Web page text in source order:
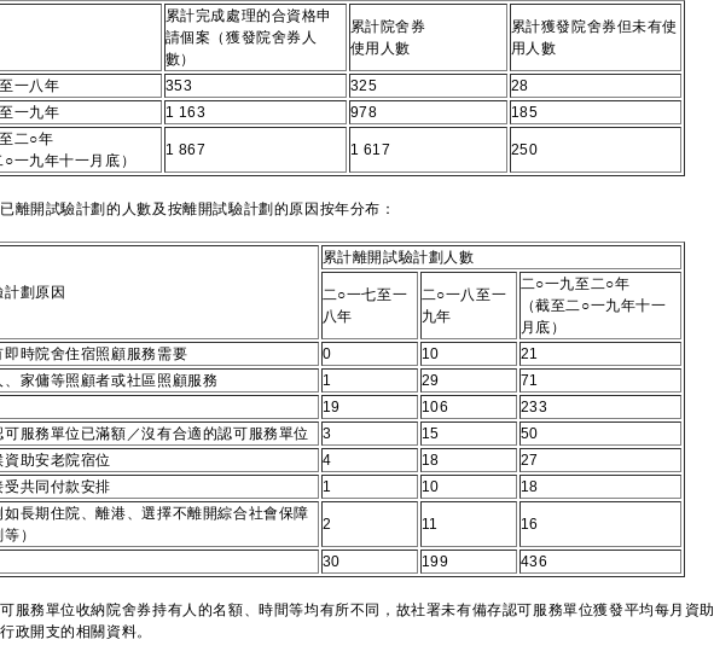
累計完成處理的合資格申
請個案（獲發院舍券人
數）
累計院舍券
使用人數
累計獲發院舍券但未有使
用人數
一八年 353 325
28
一九年
1 163 978
185
二○年
○一九年十一月底）
1 867 1 617 250
開試驗計劃的人數及按離開試驗計劃的原因按年分布：
劃原因
累計離開試驗計劃人數
二○一七至一
八年
二○一八至一
九年
二○一九至二○年
（截至二○一九年十一
月底）
即時院舍住宿照顧服務需要
0 10
21
、家傭等照顧者或社區照顧服務
1 29
71
19 106
233
可服務單位已滿額／沒有合適的認可服務單位
3 15
50
資助安老院宿位
4 18
27
受共同付款安排
1 10
18
如長期住院、離港、選擇不離開綜合社會保障
）
2 11 16
30 199 436
務單位收納院舍券持有人的名額、時間等均有所不同，故社署未有備存認可服務單位獲發平均每月資助
政開支的相關資料。